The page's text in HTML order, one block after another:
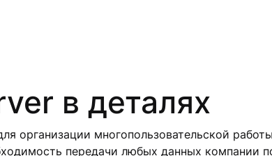
в деталях
организации многопользовательской
передачи любых данных компании